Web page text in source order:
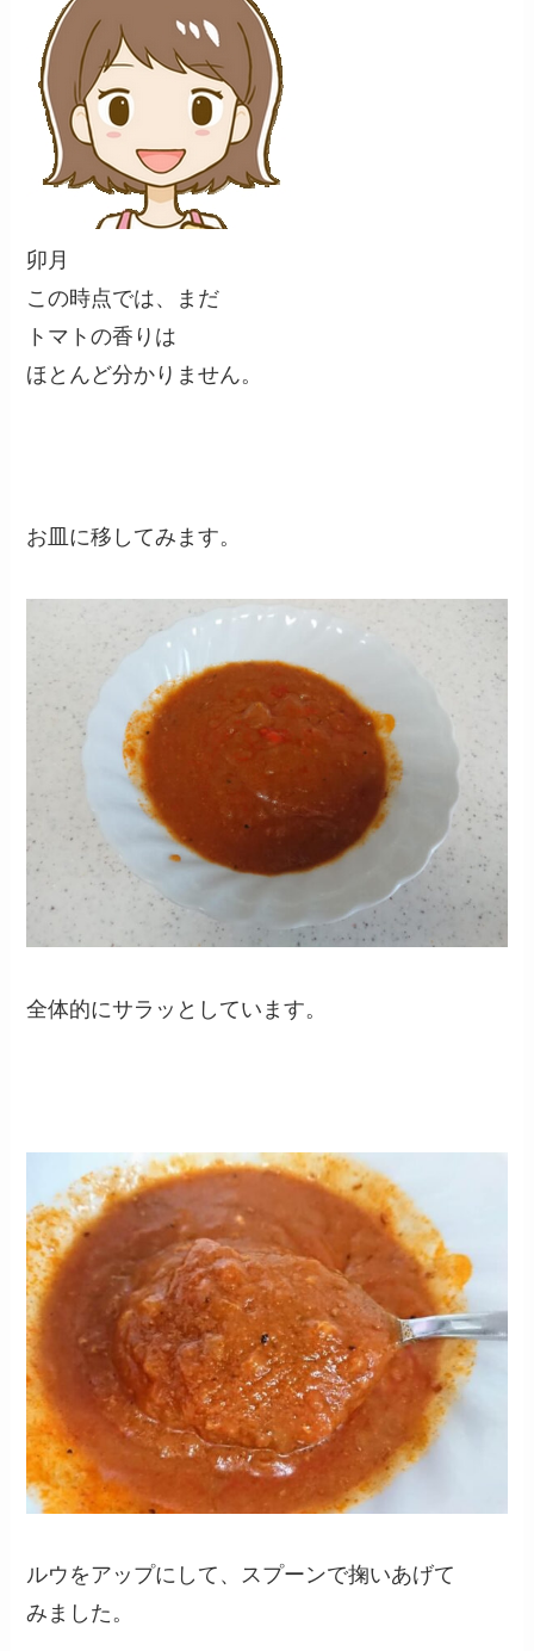
卯月
この時点では、まだ
トマトの香りは
ほとんど分かりません。
お皿に移してみます。
全体的にサラッとしています。
ルウをアップにして、スプーンで掬いあげて
みました。